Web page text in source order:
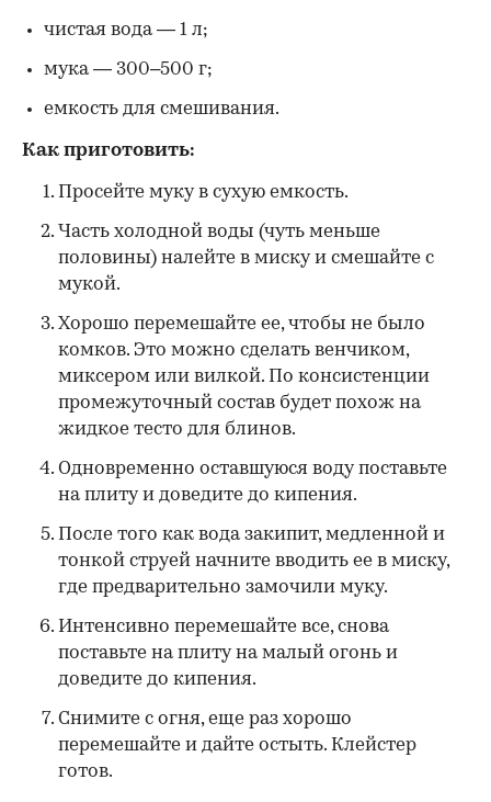
чистая вода — 1 л;
мука — 300–500 г;
емкость для смешивания.
Как приготовить:
Просейте муку в сухую емкость.
Часть холодной воды (чуть меньше
половины) налейте в миску и смешайте с
мукой.
Хорошо перемешайте ее, чтобы не было
комков. Это можно сделать венчиком,
миксером или вилкой. По консистенции
промежуточный состав будет похож на
жидкое тесто для блинов.
Одновременно оставшуюся воду поставьте
на плиту и доведите до кипения.
После того как вода закипит, медленной и
тонкой струей начните вводить ее в миску,
где предварительно замочили муку.
Интенсивно перемешайте все, снова
поставьте на плиту на малый огонь и
доведите до кипения.
Снимите с огня, еще раз хорошо
перемешайте и дайте остыть. Клейстер
готов.